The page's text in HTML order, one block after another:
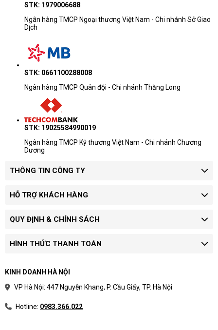
STK: 1979006688
Ngân hàng TMCP Ngoại thương Việt Nam - Chi nhánh Sở Giao
Dịch
STK: 0661100288008
Ngân hàng TMCP Quân đội - Chi nhánh Thăng Long
STK: 19025584990019
Ngân hàng TMCP Kỹ thương Việt Nam - Chi nhánh Chương
Dương
THÔNG TIN CÔNG TY
HỖ TRỢ KHÁCH HÀNG
QUY ĐỊNH & CHÍNH SÁCH
HÌNH THỨC THANH TOÁN
KINH DOANH HÀ NỘI
VP Hà Nội: 447 Nguyễn Khang, P. Cầu Giấy, TP. Hà Nội
Hotline: 0983.366.022